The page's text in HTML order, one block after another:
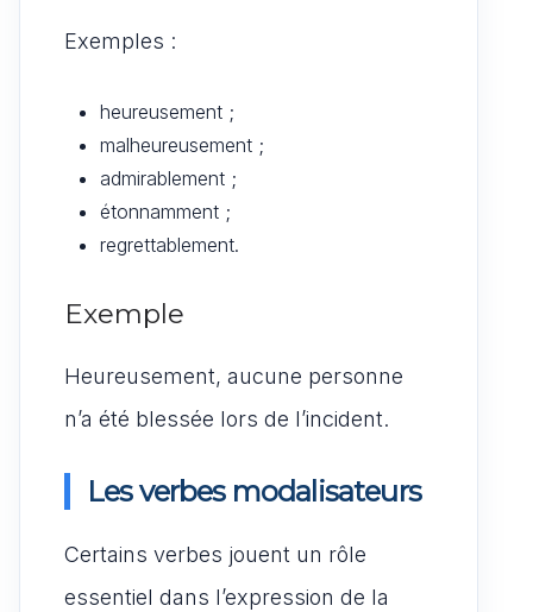
Exemples :
heureusement ;
malheureusement ;
admirablement ;
étonnamment ;
regrettablement.
Exemple
Heureusement, aucune personne
n’a été blessée lors de l’incident.
Les verbes modalisateurs
Certains verbes jouent un rôle
essentiel dans l’expression de la